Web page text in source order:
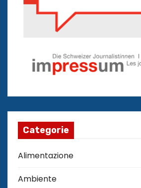
Categorie
Alimentazione
Ambiente